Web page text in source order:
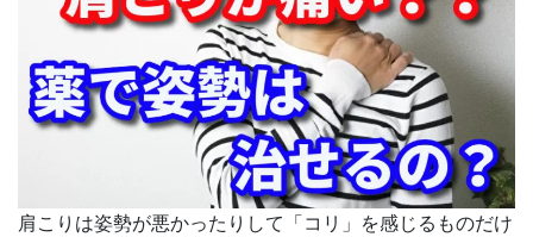
肩こりは姿勢が悪かったりして「コリ」を感じるものだけ